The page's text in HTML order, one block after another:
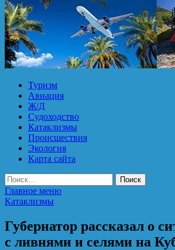
Туризм
Авиация
Ж/Д
Судоходство
Катаклизмы
Происшествия
Экология
Карта сайта
Найти:
Главное меню
Катаклизмы
Губернатор рассказал о
с ливнями и селями на